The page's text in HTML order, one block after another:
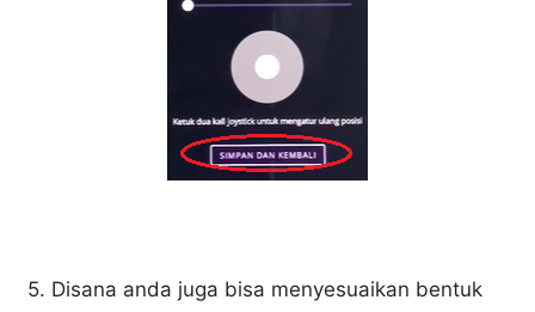
5. Disana anda juga bisa menyesuaikan bentuk